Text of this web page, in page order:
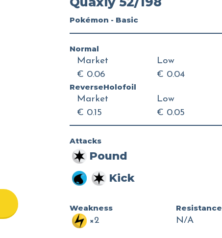
Pokémon - Basic
Normal
Market
€ 0.06
Low
€ 0.04
ReverseHolofoil
Market
€ 0.15
Low
€ 0.05
Attacks
Pound
Kick
Weakness
×2
Resistance
N/A